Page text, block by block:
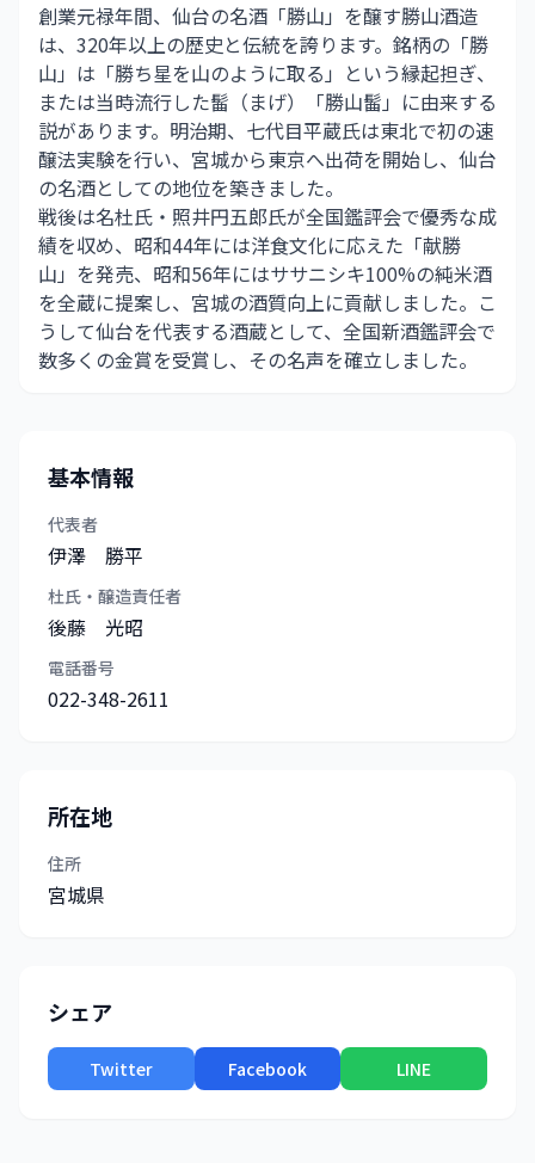
創業元禄年間、仙台の名酒「勝山」を醸す勝山酒造
は、320年以上の歴史と伝統を誇ります。銘柄の「勝
山」は「勝ち星を山のように取る」という縁起担ぎ、
または当時流行した髷（まげ）「勝山髷」に由来する
説があります。明治期、七代目平蔵氏は東北で初の速
醸法実験を行い、宮城から東京へ出荷を開始し、仙台
の名酒としての地位を築きました。
戦後は名杜氏・照井円五郎氏が全国鑑評会で優秀な成
績を収め、昭和44年には洋食文化に応えた「献勝
山」を発売、昭和56年にはササニシキ100%の純米酒
を全蔵に提案し、宮城の酒質向上に貢献しました。こ
うして仙台を代表する酒蔵として、全国新酒鑑評会で
数多くの金賞を受賞し、その名声を確立しました。
基本情報
代表者
伊澤 勝平
杜氏・醸造責任者
後藤 光昭
電話番号
022-348-2611
所在地
住所
宮城県
シェア
Twitter Facebook LINE